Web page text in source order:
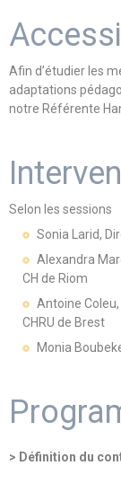
Afin d’étudier les
adaptations
notre Référente
Selon les sessions
Sonia Larid,
Alexandra
CH de Riom
Antoine
CHRU de Brest
Monia
> Définition du